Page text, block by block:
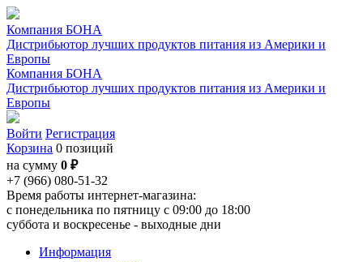
Компания БОНА
Дистрибьютор лучших продуктов питания из Америки и
Европы
Компания БОНА
Дистрибьютор лучших продуктов питания из Америки и
Европы
Войти Регистрация
Корзина 0 позиций
на сумму 0 ₽
+7 (966) 080-51-32
Время работы интернет-магазина:
с понедельника по пятницу с 09:00 до 18:00
суббота и воскресенье - выходные дни
Информация